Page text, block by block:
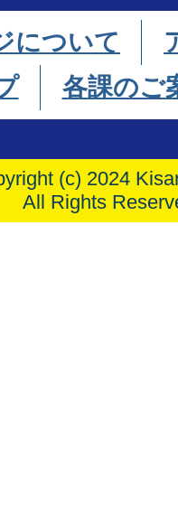
について
各課のご
(c) 2024
All Rights